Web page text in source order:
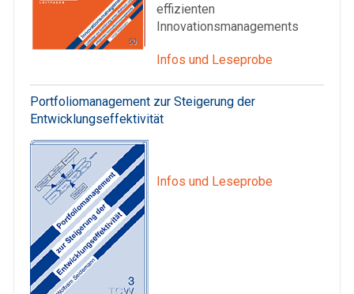
effizienten
Innovationsmanagements
Infos und Leseprobe
Portfoliomanagement zur Steigerung der
Entwicklungseffektivität
Infos und Leseprobe